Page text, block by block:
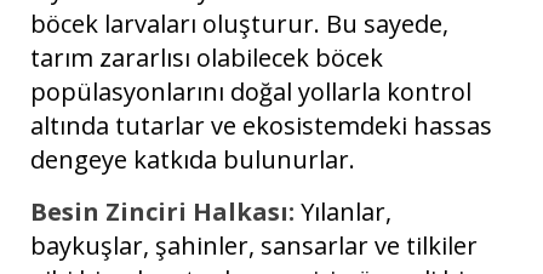
böcek larvaları oluşturur. Bu sayede,
tarım zararlısı olabilecek böcek
popülasyonlarını doğal yollarla kontrol
altında tutarlar ve ekosistemdeki hassas
dengeye katkıda bulunurlar.
Besin Zinciri Halkası: Yılanlar,
baykuşlar, şahinler, sansarlar ve tilkiler